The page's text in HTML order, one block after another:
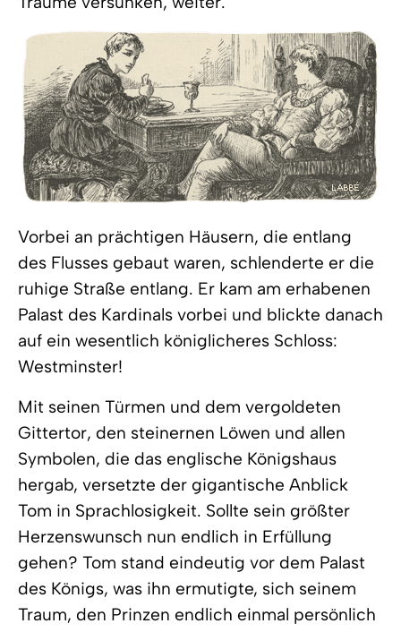
Vorbei an prächtigen Häusern, die entlang
des Flusses gebaut waren, schlenderte er die
ruhige Straße entlang. Er kam am erhabenen
Palast des Kardinals vorbei und blickte danach
auf ein wesentlich königlicheres Schloss:
Westminster!
Mit seinen Türmen und dem vergoldeten
Gittertor, den steinernen Löwen und allen
Symbolen, die das englische Königshaus
hergab, versetzte der gigantische Anblick
Tom in Sprachlosigkeit. Sollte sein größter
Herzenswunsch nun endlich in Erfüllung
gehen? Tom stand eindeutig vor dem Palast
des Königs, was ihn ermutigte, sich seinem
Traum, den Prinzen endlich einmal persönlich